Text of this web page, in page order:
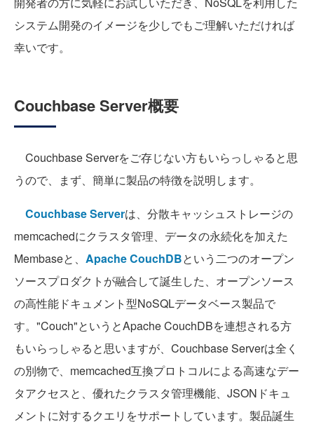
システム開発のイメージを少しでもご理解いただければ
幸いです。
Couchbase Server概要
Couchbase Serverをご存じない方もいらっしゃると思
うので、まず、簡単に製品の特徴を説明します。
Couchbase Serverは、分散キャッシュストレージの
memcachedにクラスタ管理、データの永続化を加えた
Membaseと、 Apache CouchDBという二つのオープン
ソースプロダクトが融合して誕生した、オープンソース
の高性能ドキュメント型NoSQLデータベース製品で
す。"Couch"というとApache CouchDBを連想される方
もいらっしゃると思いますが、Couchbase Serverは全く
の別物で、memcached互換プロトコルによる高速なデー
タアクセスと、優れたクラスタ管理機能、JSONドキュ
メントに対するクエリをサポートしています。製品誕生